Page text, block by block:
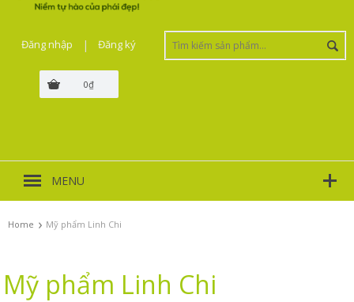
0₫
Đăng nhập | Đăng ký
MENU
Home › Mỹ phẩm Linh Chi
Mỹ phẩm Linh Chi